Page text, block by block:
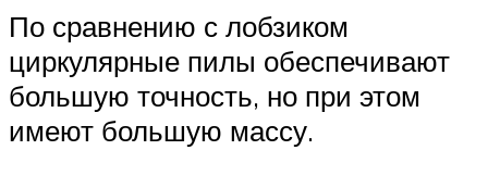
По сравнению с лобзиком
циркулярные пилы обеспечивают
большую точность, но при этом
имеют большую массу.